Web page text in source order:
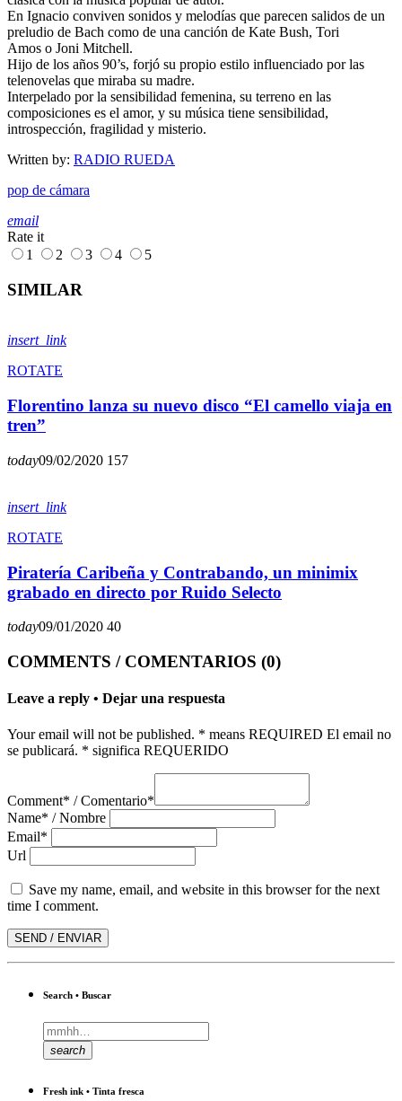
En Ignacio conviven sonidos y melodías que parecen salidos de un
preludio de Bach como de una canción de Kate Bush, Tori
Amos o Joni Mitchell.
Hijo de los años 90’s, forjó su propio estilo influenciado por las
telenovelas que miraba su madre.
Interpelado por la sensibilidad femenina, su terreno en las
composiciones es el amor, y su música tiene sensibilidad,
introspección, fragilidad y misterio.
Written by: RADIO RUEDA
pop de cámara
email
Rate it
1
2 3 4 5
SIMILAR
insert_link
ROTATE
Florentino lanza su nuevo disco “El camello viaja en
tren”
today09/02/2020 157
insert_link
ROTATE
Piratería Caribeña y Contrabando, un minimix
grabado en directo por Ruido Selecto
today09/01/2020 40
COMMENTS / COMENTARIOS (0)
Leave a reply • Dejar una respuesta
Your email will not be published. * means REQUIRED El email no
se publicará. * significa REQUERIDO
Comment* / Comentario*
Name* / Nombre
Email*
Url
Save my name, email, and website in this browser for the next
time I comment.
Search • Buscar
search
Fresh ink • Tinta fresca